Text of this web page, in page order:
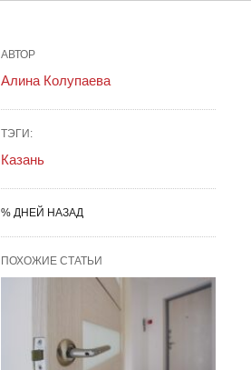
АВТОР
Алина Колупаева
ТЭГИ:
Казань
% ДНЕЙ НАЗАД
ПОХОЖИЕ СТАТЬИ